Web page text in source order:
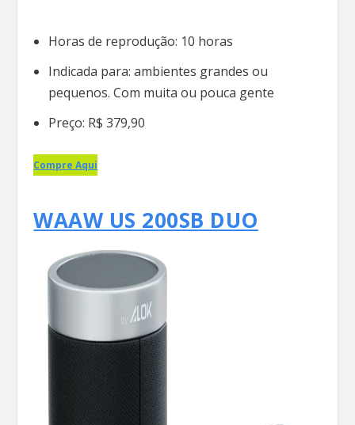
Horas de reprodução: 10 horas
Indicada para: ambientes grandes ou
pequenos. Com muita ou pouca gente
Preço: R$ 379,90
Compre Aqui
WAAW US 200SB DUO